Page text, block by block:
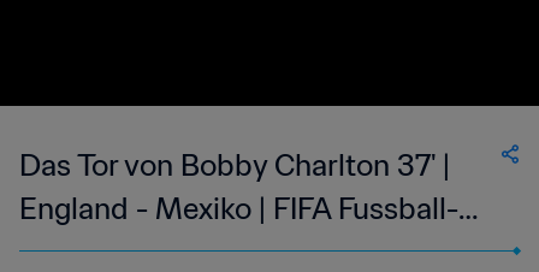
Das Tor von Bobby Charlton 37' |
England - Mexiko | FIFA Fussball-
Weltmeisterschaft England 1966™